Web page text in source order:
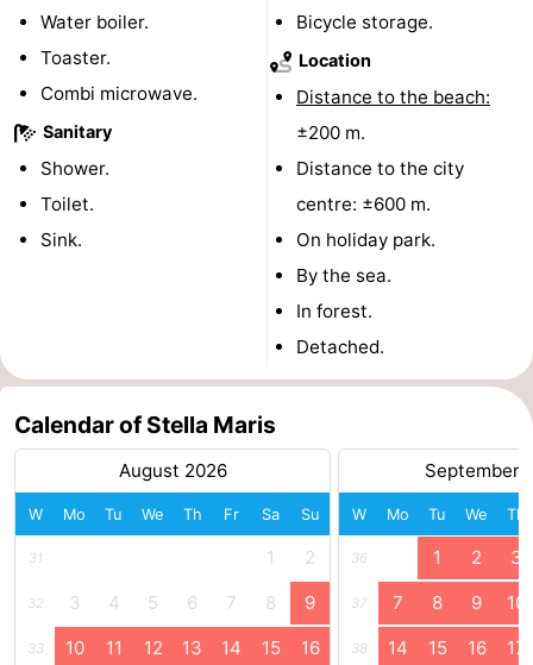
Hiking
Horse
-
courses
Sportfishing
Food
Forum
Route
-
addresses
Region
Zeeland
Water boiler.
Toaster.
Combi microwave.
Sanitary
Shower.
Toilet.
Sink.
Bicycle storage.
Location
Distance to the beach:
±200 m.
Distance to the city
centre: ±600 m.
On holiday park.
By the sea.
In forest.
Detached.
Calendar of Stella Maris
August 2026
W Mo Tu We Th Fr Sa Su
31 1 2
32 3 4 5 6 7 8 9
33 10 11 12 13 14 15 16
September
W Mo Tu We Th
36 1 2 3
37 7 8 9 10
38 14 15 16 17